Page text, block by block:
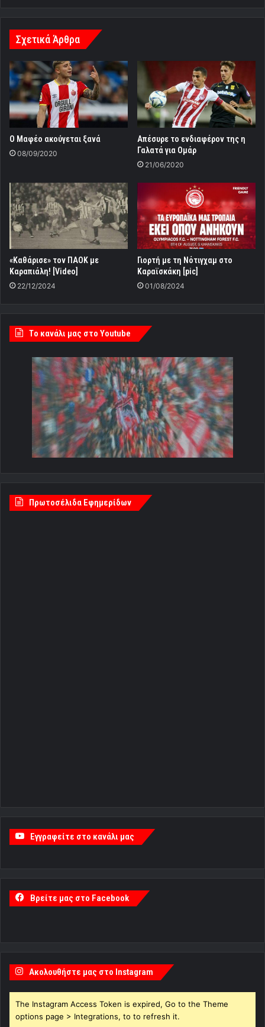
Σχετικά Άρθρα
Ο Μαφέο ακούγεται ξανά
08/09/2020
Απέσυρε το ενδιαφέρον της η
Γαλατά για Ομάρ
21/06/2020
«Καθάρισε» τον ΠΑΟΚ με
Καραπιάλη! [Video]
22/12/2024
Γιορτή με τη Νότιγχαμ στο
Καραϊσκάκη [pic]
01/08/2024
Tο κανάλι μας στο Youtube
Πρωτοσέλιδα Εφημερίδων
Εγγραφείτε στο κανάλι μας
Βρείτε μας στο Facebook
Ακολουθήστε μας στο Instagram
The Instagram Access Token is expired, Go to the Theme
options page > Integrations, to to refresh it.